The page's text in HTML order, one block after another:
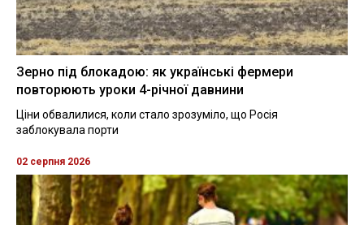
Зерно під блокадою: як українські фермери
повторюють уроки 4-річної давнини
Ціни обвалилися, коли стало зрозуміло, що Росія
заблокувала порти
02 серпня 2026